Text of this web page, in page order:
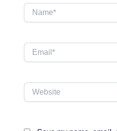
Name*
Email*
Website